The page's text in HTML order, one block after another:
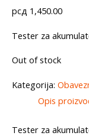
рсд 1,450.00
Tester za
Out of stock
Kategorija:
Opis
Tester za